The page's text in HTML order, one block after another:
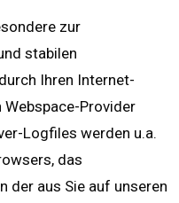
zur
stabilen
Ihren Internet-
Webspace-Provider
Logfiles werden u.a.
das
der aus Sie auf unseren